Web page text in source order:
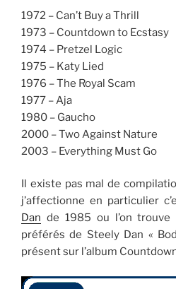
1972 – Can’t Buy a Thrill
1973 – Countdown to Ecstasy
1974 – Pretzel Logic
1975 – Katy Lied
1976 – The Royal Scam
1977 – Aja
1980 – Gaucho
2000 – Two Against Nature
2003 – Everything Must Go
Il existe pas mal de
j’affectionne en particulier
Dan de 1985 ou l’on trouve
préférés de Steely Dan «
présent sur l’album